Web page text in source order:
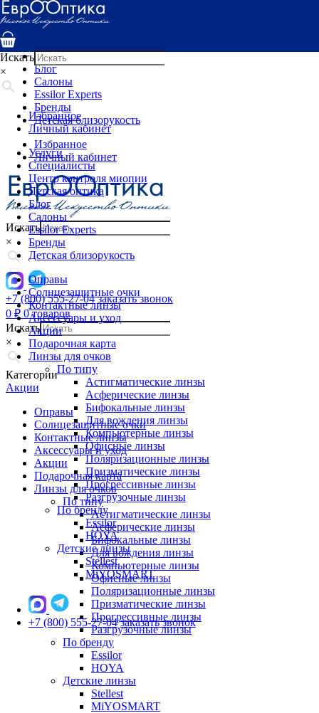
Услуги
Специалисты
Детская оптика
Блог
Салоны
Essilor Experts
Бренды
Детская близорукость
Избранное
Личный кабинет
Искать
×
+7 (800) 555-27-04 заказать звонок
0 ₽ 0 товаров
Искать
×
Категории
Акции
Оправы
Солнцезащитные очки
Контактные линзы
Аксессуары и уход
Акции
Подарочная карта
Линзы для очков
По типу
Астигматические линзы
Асферические линзы
Бифокальные линзы
Для вождения линзы
Компьютерные линзы
Офисные линзы
Поляризационные линзы
Призматические линзы
Прогрессивные линзы
Разгрузочные линзы
По бренду
Essilor
HOYA
Детские линзы
Stellest
MiYOSMART
Искать
×
Избранное
Личный кабинет
Услуги
Специалисты
Центр контроля миопии
Детская оптика
Блог
Салоны
Essilor Experts
Бренды
Детская близорукость
Оправы
Солнцезащитные очки
Контактные линзы
Аксессуары и уход
Акции
Подарочная карта
Линзы для очков
По типу
Астигматические линзы
Асферические линзы
Бифокальные линзы
Для вождения линзы
Компьютерные линзы
Офисные линзы
Поляризационные линзы
Призматические линзы
Прогрессивные линзы
Разгрузочные линзы
По бренду
Essilor
HOYA
Детские линзы
Stellest
MiYOSMART
+7 (800) 555-27-04 заказать звонок